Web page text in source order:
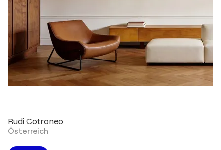
Rudi Cotroneo
Österreich